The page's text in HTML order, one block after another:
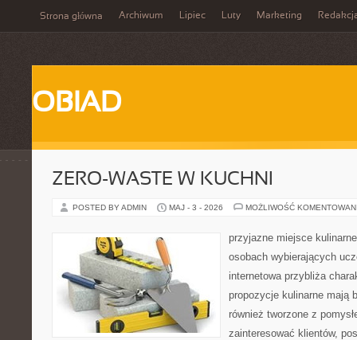
Strona główna Archiwum Lipiec Luty Marketing
OBIAD
ZERO-WASTE W KUCHNI
POSTED BY ADMIN MAJ - 3 - 2026 MOŻLIWOŚĆ
przyjazne miejsce
osobach wybierających
internetowa przybliża
propozycje kulinarne mają
również tworzone z
zainteresować klientów,